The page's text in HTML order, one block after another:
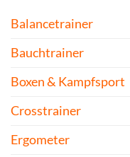
Balancetrainer
Bauchtrainer
Boxen & Kampfsport
Crosstrainer
Ergometer